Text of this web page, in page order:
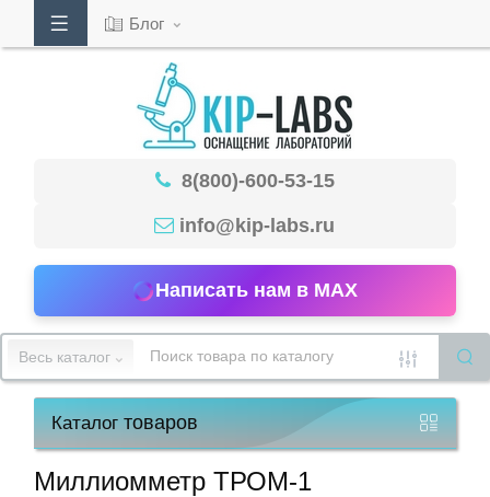
53-
15
работы
Блог
8(800)-600-53-15
info@kip-labs.ru
Написать нам в MAX
Весь каталог
Каталогтоваров
Миллиомметр ТРОМ-1